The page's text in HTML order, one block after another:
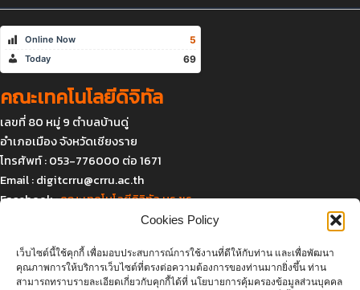
Cookies Policy
เว็บไซต์นี้ใช้คุกกี้ เพื่อมอบประสบการณ์การใช้งานที่ดีให้กับท่าน และเพื่อพัฒนา
คุณภาพการให้บริการเว็บไซต์ที่ตรงต่อความต้องการของท่านมากยิ่งขึ้น ท่าน
สามารถทราบรายละเอียดเกี่ยวกับคุกกี้ได้ที่ นโยบายการคุ้มครองข้อมูลส่วนบุคคล
Online Now 5
Today 69
คณะเทคโนโลยีดิจิทัล
เลขที่ 80 หมู่ 9 ตำบลบ้านดู่
อำเภอเมือง จังหวัดเชียงราย
โทรศัพท์ : 053-776000 ต่อ 1671
Email :digitcrru@crru.ac.th
Facebook :คณะเทคโนโลยีดิจิทัล มร.ชร.
แผนที่และการเดินทาง